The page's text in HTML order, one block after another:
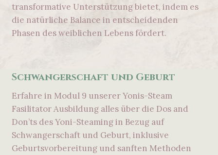
transformative Unterstützung bietet, indem es
die natürliche Balance in entscheidenden
Phasen des weiblichen Lebens fördert.
Schwangerschaft und Geburt
Erfahre in Modul 9 unserer Yonis-Steam
Fasilitator Ausbildung alles über die Dos and
Don’ts des Yoni-Steaming in Bezug auf
Schwangerschaft und Geburt, inklusive
Geburtsvorbereitung und sanften Methoden